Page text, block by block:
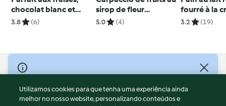
chocolat blanc et
pistaches
3.8 (6)
sirop de fleur
d'oranger
5.0 (4)
fourré à la
pommes et
3.2 (19)
© Copyright 2026
Termos de Utilização
Utilizamos cookies para que tenha uma experiência ainda
melhor no nosso website, personalizando conteúdos e